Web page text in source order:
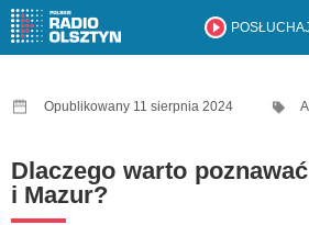
Opublikowany 11 sierpnia 2024
Dlaczego warto
i Mazur?